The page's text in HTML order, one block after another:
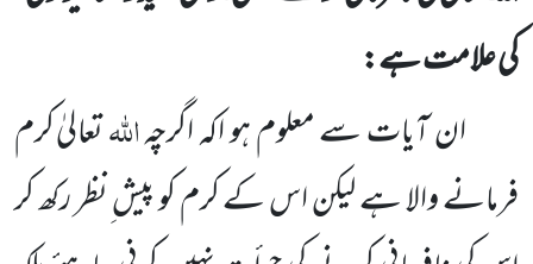
کی علامت ہے:
ان آیات سے معلوم ہو اکہ اگرچہاللّٰہتعالیٰ کرم
فرمانے والا ہے لیکن اس کے کرم کو پیش ِنظر رکھ کر